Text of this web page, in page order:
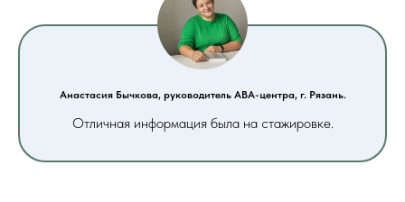
Анастасия Бычкова, руководитель АВА-центра, г. Рязань.
Отличная информация была на стажировке.